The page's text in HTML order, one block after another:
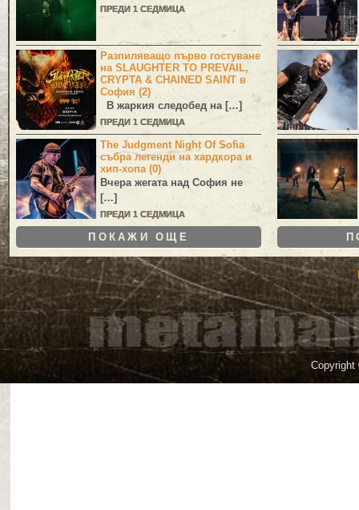
ПРЕДИ 1 СЕДМИЦА
Разпиляващо първо гостуване
на SLAUGHTER TO PREVAIL,
CRYPTA & CHAINED SAINT в
София (2)
В жаркия следобед на […]
ПРЕДИ 1 СЕДМИЦА
The Judgment Night Of Sofia
събра легенди на хардкора и
хип-хопа (0)
Вчера жегата над София не
[…]
ПРЕДИ 1 СЕДМИЦА
ПОКАЖИ ОЩЕ